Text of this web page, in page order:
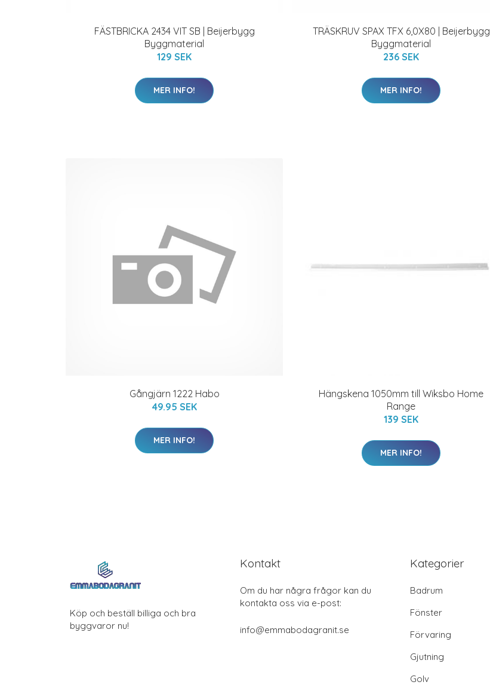
FÄSTBRICKA 2434 VIT SB | Beijerbygg
Byggmaterial
129 SEK
MER INFO!
TRÄSKRUV SPAX TFX 6,0X80 | Beijerbygg
Byggmaterial
236 SEK
MER INFO!
Gångjärn 1222 Habo
49.95 SEK
MER INFO!
Hängskena 1050mm till Wiksbo Home
Range
139 SEK
MER INFO!
Köp och beställ billiga och bra
byggvaror nu!
Kontakt
Om du har några frågor kan du
kontakta oss via e-post:
info@emmabodagranit.se
Kategorier
Badrum
Fönster
Förvaring
Gjutning
Golv